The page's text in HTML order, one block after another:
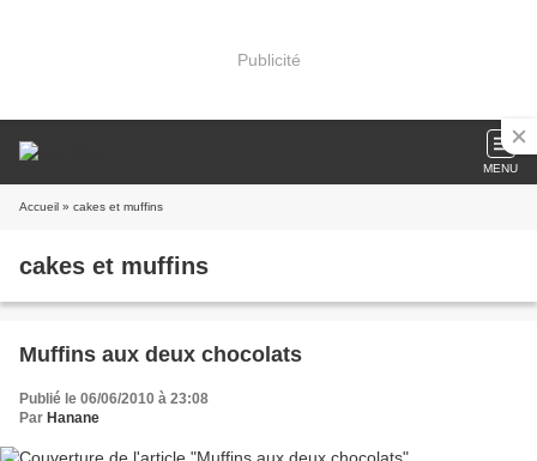
Publicité
MENU
Accueil » cakes et muffins
cakes et muffins
Muffins aux deux chocolats
Publié le 06/06/2010 à 23:08
Par Hanane